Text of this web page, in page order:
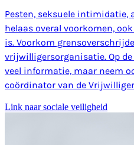
Pesten, seksuele
helaas overal voorkomen,
is. Voorkom
vrijwilligersorganisatie. Op
veel informatie, maar neem
coördinator van de
Link naar sociale veiligheid